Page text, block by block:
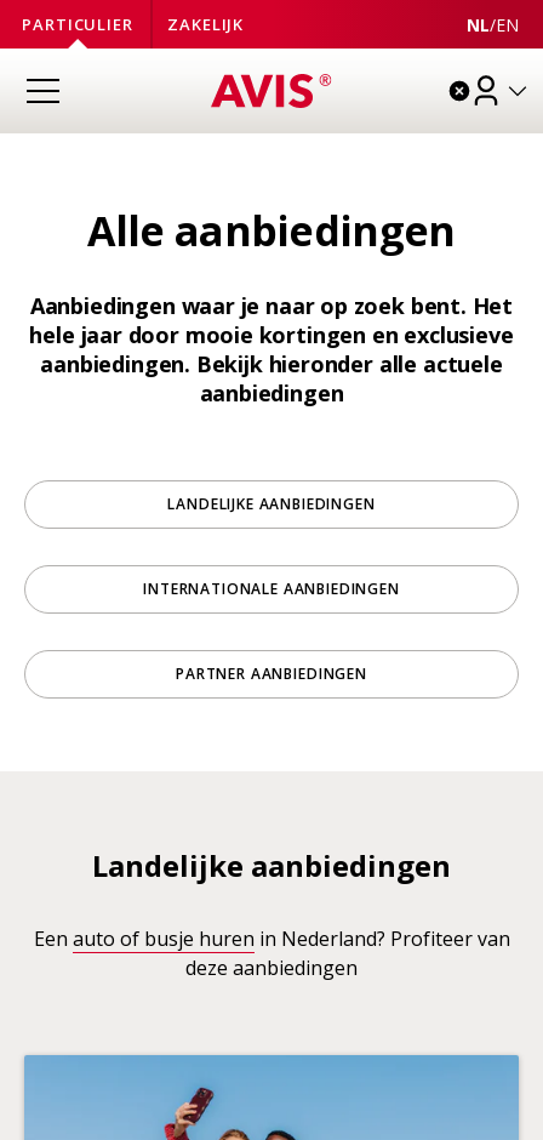
PARTICULIER ZAKELIJK NL/EN
Alle aanbiedingen
Aanbiedingen waar je naar op zoek bent. Het
hele jaar door mooie kortingen en exclusieve
aanbiedingen. Bekijk hieronder alle actuele
aanbiedingen
LANDELIJKE AANBIEDINGEN
INTERNATIONALE AANBIEDINGEN
PARTNER AANBIEDINGEN
Landelijke aanbiedingen
Een auto of busje huren in Nederland? Profiteer van
deze aanbiedingen